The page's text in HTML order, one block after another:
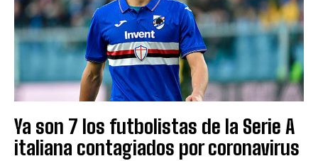
Ya son 7 los futbolistas de la Serie A
italiana contagiados por coronavirus